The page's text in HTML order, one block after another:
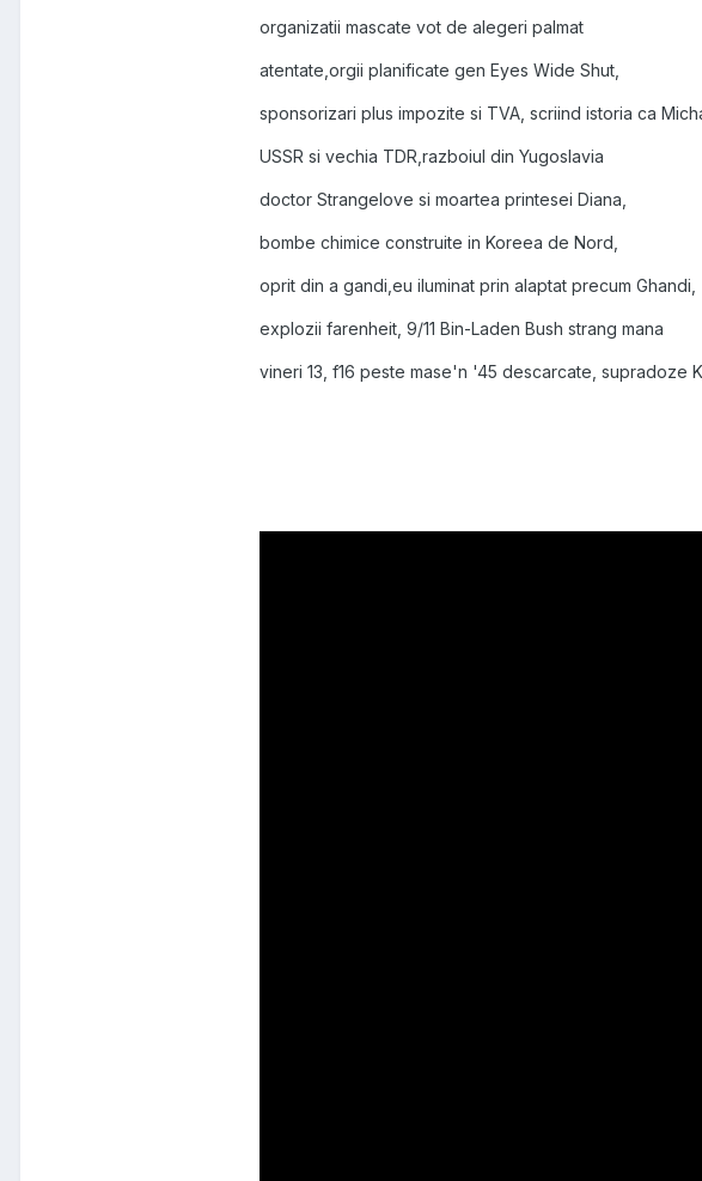
organizatii mascate vot de alegeri palmat
atentate,orgii planificate gen Eyes Wide Shut,
sponsorizari plus impozite si TVA, scriind istoria ca
USSR si vechia TDR,razboiul din Yugoslavia
doctor Strangelove si moartea printesei Diana,
bombe chimice construite in Koreea de Nord,
oprit din a gandi,eu iluminat prin alaptat precum Ghandi,
explozii farenheit, 9/11 Bin-Laden Bush strang mana
vineri 13, f16 peste mase'n '45 descarcate, supradoze